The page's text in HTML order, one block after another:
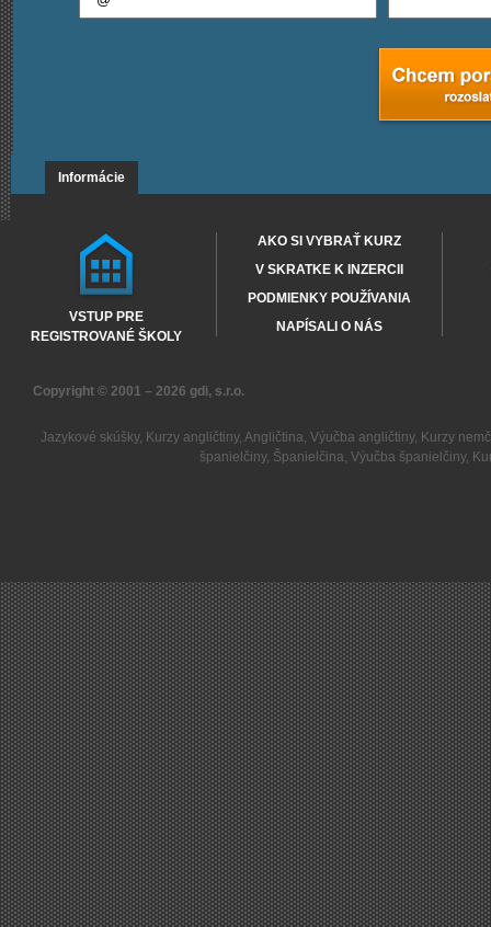
Informácie
VSTUP PRE
REGISTROVANÉ ŠKOLY
AKO SI VYBRAŤ KURZ
V SKRATKE K INZERCII
PODMIENKY POUŽÍVANIA
NAPÍSALI O NÁS
Copyright © 2001 – 2026 gdi, s.r.o.
Jazykové skúšky, Kurzy angličtiny, Angličtina, Výučba angličtiny, Kurzy
španielčiny, Španielčina, Výučba španielčiny,